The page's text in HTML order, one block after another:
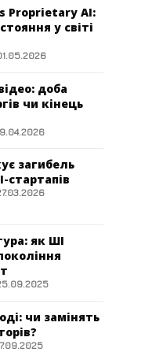
Proprietary AI:
у світі
доба
чи кінець
загибель
стартапів
як ШІ
чи замінять